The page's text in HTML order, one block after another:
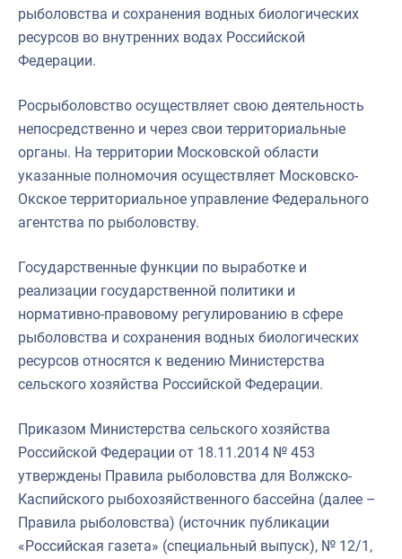
рыболовства и сохранения водных биологических
ресурсов во внутренних водах Российской
Федерации.
Росрыболовство осуществляет свою деятельность
непосредственно и через свои территориальные
органы. На территории Московской области
указанные полномочия осуществляет Московско-
Окское территориальное управление Федерального
агентства по рыболовству.
Государственные функции по выработке и
реализации государственной политики и
нормативно-правовому регулированию в сфере
рыболовства и сохранения водных биологических
ресурсов относятся к ведению Министерства
сельского хозяйства Российской Федерации.
Приказом Министерства сельского хозяйства
Российской Федерации от 18.11.2014 № 453
утверждены Правила рыболовства для Волжско-
Каспийского рыбохозяйственного бассейна (далее –
Правила рыболовства) (источник публикации
«Российская газета» (специальный выпуск), № 12/1,